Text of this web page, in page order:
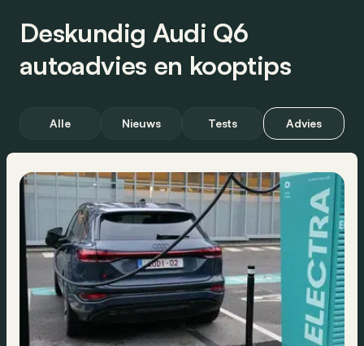
Deskundig Audi Q6
autoadvies en kooptips
Alle Nieuws Tests Advies